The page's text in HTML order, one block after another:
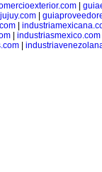
|
|
|
industriasmexico.com